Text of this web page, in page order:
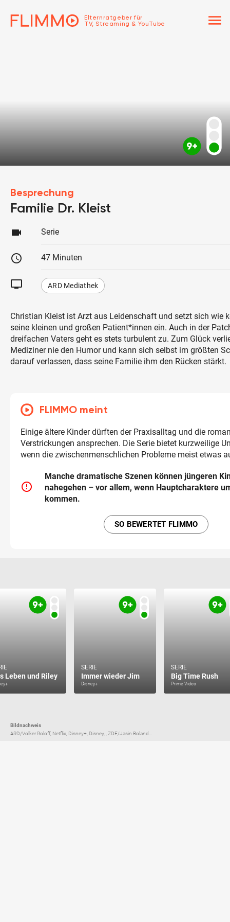
Elternratgeber für
TV, Streaming & YouTube
menu
Besprechung
Familie Dr. Kleist
videocam Serie
schedule 47 Minuten
tv ARD Mediathek
Christian Kleist ist Arzt aus Leidenschaft und setzt sich wie
seine kleinen und großen Patient*innen ein. Auch in der
dreifachen Vaters geht es stets turbulent zu. Zum Glück
Mediziner nie den Humor und kann sich selbst im größten
darauf verlassen, dass seine Familie ihm den Rücken stärkt.
FLIMMO meint
Einige ältere Kinder dürften der Praxisalltag und die
Verstrickungen ansprechen. Die Serie bietet kurzweilige
wenn die zwischenmenschlichen Probleme meist etwas
error_outline
Manche dramatische Szenen können jüngeren
nahegehen – vor allem, wenn Hauptcharaktere
kommen.
SO BEWERTET FLIMMO
Leben und Riley
SERIE
Immer wieder Jim
Disney+
SERIE
Big Time Rush
Prime Video
Bildnachweis
ARD/Volker Roloff, Netflix, Disney+, Disney, , ZDF/Jasin Boland...